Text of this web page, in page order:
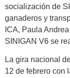
socialización de
ganaderos y
ICA, Paula
SINIGAN V6 se
La gira nacional
12 de febrero con